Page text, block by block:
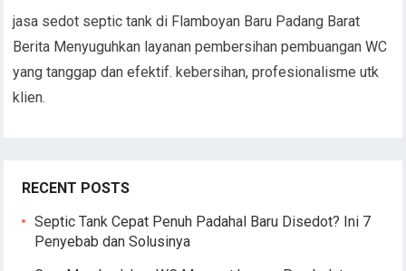
jasa sedot septic tank di Flamboyan Baru Padang Barat
Berita Menyuguhkan layanan pembersihan pembuangan WC
yang tanggap dan efektif. kebersihan, profesionalisme utk
klien.
RECENT POSTS
Septic Tank Cepat Penuh Padahal Baru Disedot? Ini 7
Penyebab dan Solusinya